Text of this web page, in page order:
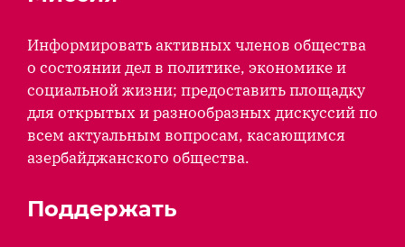
Информировать активных членов общества
о состоянии дел в политике, экономике и
социальной жизни; предоставить площадку
для открытых и разнообразных дискуссий по
всем актуальным вопросам, касающимся
азербайджанского общества.
Поддержать